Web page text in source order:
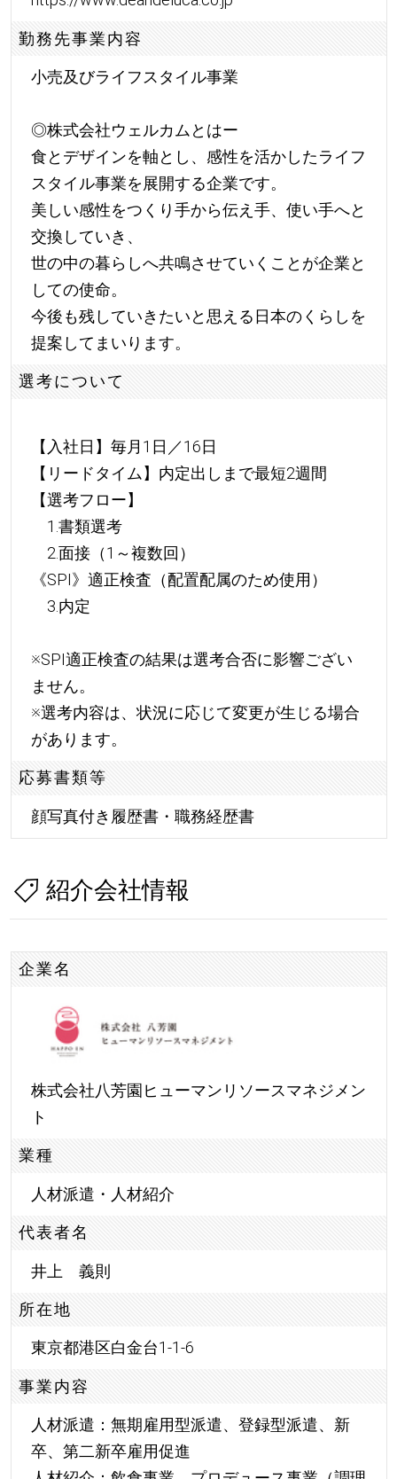
勤務先事業内容
小売及びライフスタイル事業
◎株式会社ウェルカムとはー
食とデザインを軸とし、感性を活かしたライフ
スタイル事業を展開する企業です。
美しい感性をつくり手から伝え手、使い手へと
交換していき、
世の中の暮らしへ共鳴させていくことが企業と
しての使命。
今後も残していきたいと思える日本のくらしを
提案してまいります。
選考について
【入社日】毎月1日／16日
【リードタイム】内定出しまで最短2週間
【選考フロー】
1.書類選考
2.面接（1～複数回）
《SPI》適正検査（配置配属のため使用）
3.内定
※SPI適正検査の結果は選考合否に影響ござい
ません。
※選考内容は、状況に応じて変更が生じる場合
があります。
応募書類等
顔写真付き履歴書・職務経歴書
紹介会社情報
企業名
株式会社八芳園ヒューマンリソースマネジメン
ト
業種
人材派遣・人材紹介
代表者名
井上 義則
所在地
東京都港区白金台1-1-6
事業内容
人材派遣：無期雇用型派遣、登録型派遣、新
卒、第二新卒雇用促進